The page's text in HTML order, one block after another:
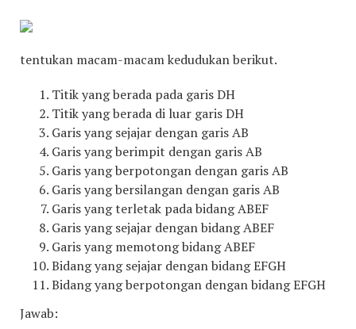
tentukan macam-macam kedudukan berikut.
Titik yang berada pada garis DH
Titik yang berada di luar garis DH
Garis yang sejajar dengan garis AB
Garis yang berimpit dengan garis AB
Garis yang berpotongan dengan garis AB
Garis yang bersilangan dengan garis AB
Garis yang terletak pada bidang ABEF
Garis yang sejajar dengan bidang ABEF
Garis yang memotong bidang ABEF
Bidang yang sejajar dengan bidang EFGH
Bidang yang berpotongan dengan bidang EFGH
Jawab: